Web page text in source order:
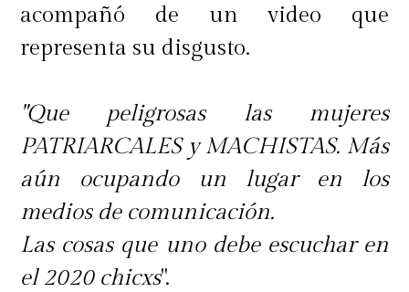
acompañó de un video que
representa su disgusto.
"Que peligrosas las mujeres
PATRIARCALES y MACHISTAS. Más
aún ocupando un lugar en los
medios de comunicación.
Las cosas que uno debe escuchar en
el 2020 chicxs".